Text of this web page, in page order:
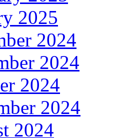
2025
2024
2024
2024
2024
2024